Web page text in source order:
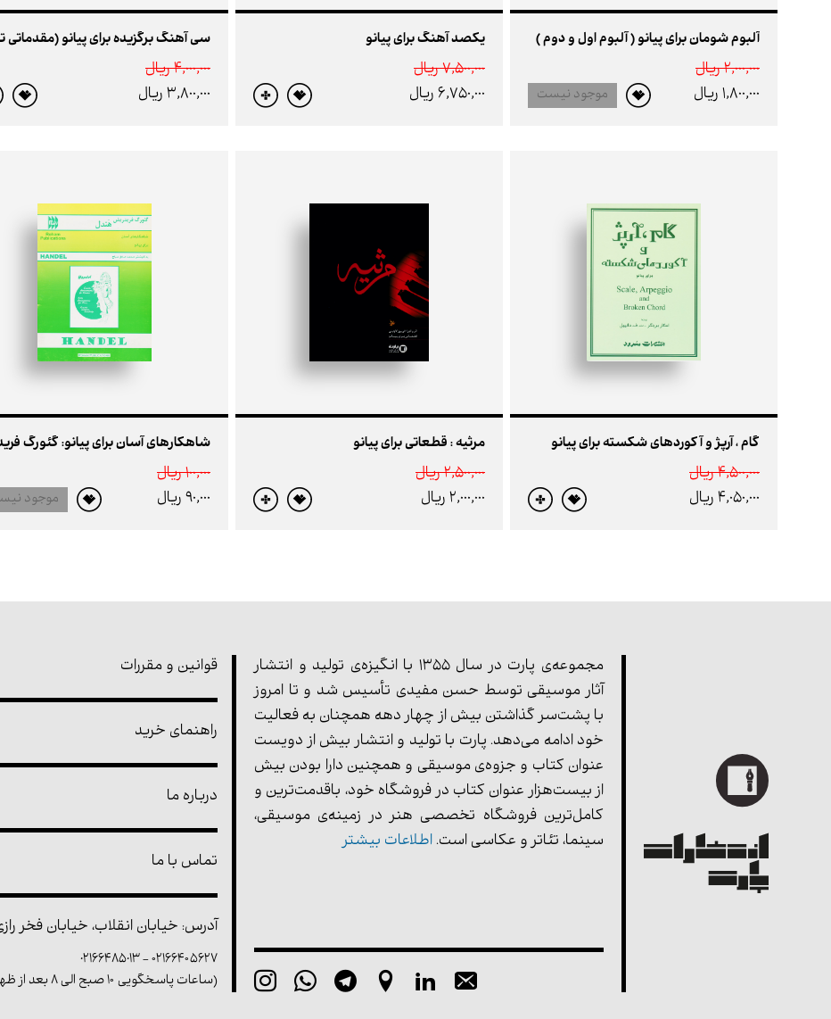
آلبوم شومان برای پیانو ( آلبوم اول و دوم )
2,000,000 ريال
1,800,000 ريال
موجود نیست
یکصد آهنگ برای پیانو
7,500,000 ريال
6,750,000 ريال
4,000,000 ريال
3,800,000 ريال
گام ، آرپژ و آکوردهای شکسته برای پیانو
4,500,000 ريال
4,050,000 ريال
مرثیه : قطعاتی برای پیانو
2,500,000 ريال
2,000,000 ريال
100,000 ريال
90,000 ريال
موجود
مجموعه‌ی پارت در سال 1355 با انگیزه‌ی تولید و انتشار
آثار موسیقی توسط حسن مفیدی تأسیس شد و تا امروز
با پشت‌سر گذاشتن بیش از چهار دهه همچنان به فعالیت
خود ادامه می‌دهد. پارت با تولید و انتشار بیش از دویست
عنوان کتاب و جزوه‌ی موسیقی و همچنین دارا بودن بیش
از بیست‌هزار عنوان کتاب در فروشگاه خود، باقدمت‌ترین و
کامل‌ترین فروشگاه تخصصی هنر در زمینه‌ی موسیقی،
سینما، تئاتر و عکاسی است. اطلاعات بیشتر
قوانین و مقررات
راهنمای خرید
درباره ما
تماس با ما
آدرس: خیابان انقلاب، خیابان فخر
۰۲۱۶۶۴۰۵۶۲۷-
02166485013
(ساعات پاسخگویی ۱۰ صبح الی ۸ بعد از ظهر)